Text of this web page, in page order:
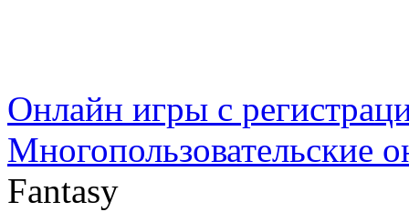
Онлайн игры с
Многопользовательские
Fantasy